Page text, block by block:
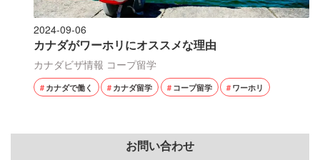
2024-09-06
カナダがワーホリにオススメな理由
カナダビザ情報 コープ留学
カナダで働く カナダ留学 コープ留学 ワーホリ
お問い合わせ